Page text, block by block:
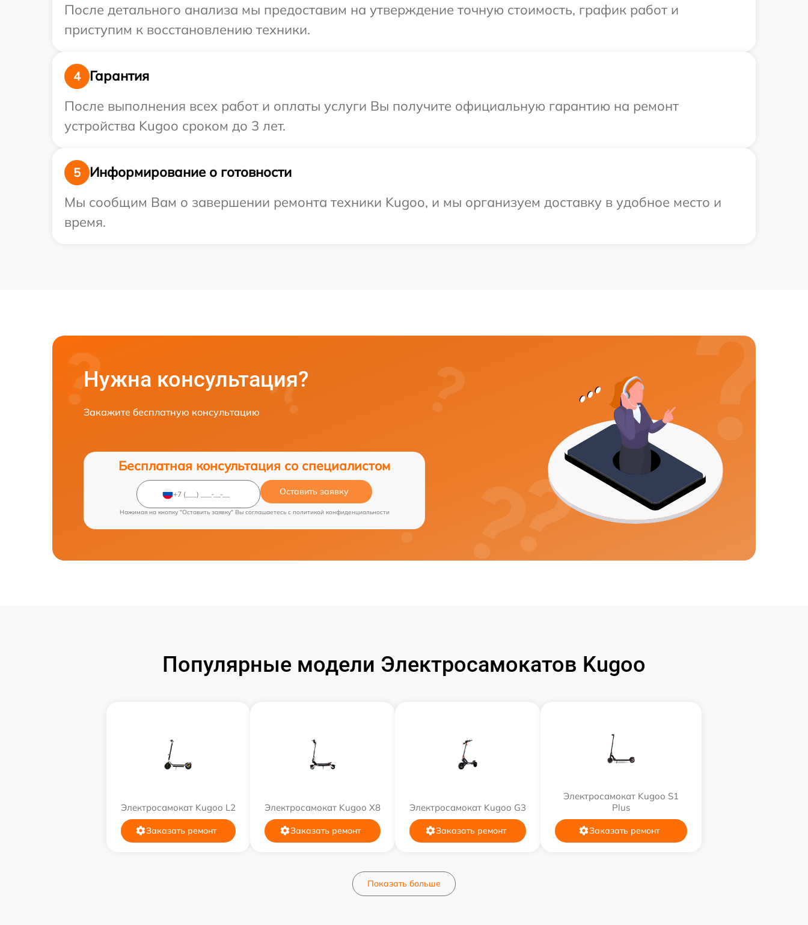
После детального анализа мы предоставим на утверждение точную стоимость, график работ и
приступим к восстановлению техники.
4
Гарантия
После выполнения всех работ и оплаты услуги Вы получите официальную гарантию на ремонт
устройства Kugoo сроком до 3 лет.
5
Информирование о готовности
Мы сообщим Вам о завершении ремонта техники Kugoo, и мы организуем доставку в удобное место и
время.
Нужна консультация?
Закажите бесплатную консультацию
Бесплатная консультация со специалистом
Оставить заявку
Нажимая на кнопку "Оставить заявку" Вы соглашаетесь c политикой конфиденциальности
Популярные модели Электросамокатов Kugoo
Электросамокат Kugoo L2
Заказать ремонт
Электросамокат Kugoo X8
Заказать ремонт
Электросамокат Kugoo G3
Заказать ремонт
Электросамокат Kugoo S1
Plus
Заказать ремонт
Показать больше